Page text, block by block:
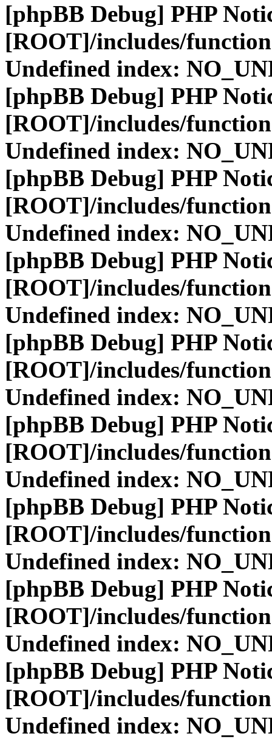
[phpBB Debug] PHP
[ROOT]/includes/
Undefined index:
[phpBB Debug] PHP
[ROOT]/includes/
Undefined index:
[phpBB Debug] PHP
[ROOT]/includes/
Undefined index:
[phpBB Debug] PHP
[ROOT]/includes/
Undefined index:
[phpBB Debug] PHP
[ROOT]/includes/
Undefined index:
[phpBB Debug] PHP
[ROOT]/includes/
Undefined index:
[phpBB Debug] PHP
[ROOT]/includes/
Undefined index:
[phpBB Debug] PHP
[ROOT]/includes/
Undefined index:
[phpBB Debug] PHP
[ROOT]/includes/
Undefined index: